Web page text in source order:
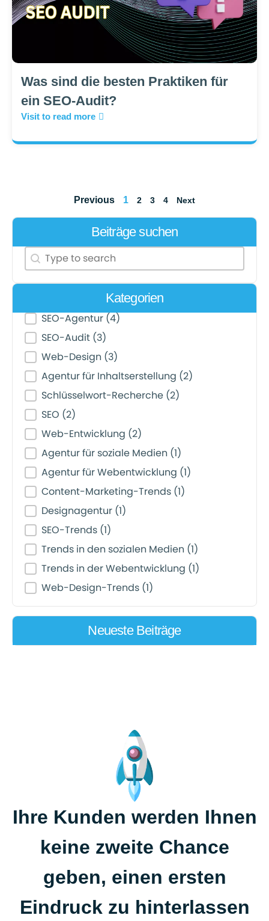
Was sind die besten Praktiken für
ein SEO-Audit?
Visit to read more
Previous 1 2 3 4 Next
Beiträge suchen
Search Post
Search content
Kategorien
Post Category Filter
SEO-Agentur (4)
SEO-Audit (3)
Web-Design (3)
Agentur für Inhaltserstellung (2)
Schlüsselwort-Recherche (2)
SEO (2)
Web-Entwicklung (2)
Agentur für soziale Medien (1)
Agentur für Webentwicklung (1)
Content-Marketing-Trends (1)
Designagentur (1)
SEO-Trends (1)
Trends in den sozialen Medien (1)
Trends in der Webentwicklung (1)
Web-Design-Trends (1)
Neueste Beiträge
Ihre Kunden werden Ihnen
keine zweite Chance
geben, einen ersten
Eindruck zu hinterlassen